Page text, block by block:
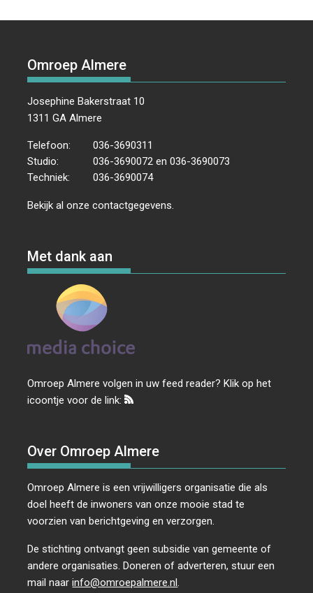
Omroep Almere
Josephine Bakerstraat 10
1311 GA Almere
Telefoon:
036-3690311
Studio:
036-3690072 en 036-3690073
Techniek:
036-3690074
Bekijk al onzecontactgegevens
Met dank aan
Omroep Almere volgen in uw feed reader? Klik op het
icoontje voor de link:
Over Omroep Almere
Omroep Almere is een vrijwilligers organisatie die als
doel heeft de inwoners van onze mooie stad te
voorzien van berichtgeving en verzorgen.
De stichting ontvangt geen subsidie van gemeente of
andere organisaties. Doneren of adverteren, stuur een
mail naarinfo@omroepalmere.nl.